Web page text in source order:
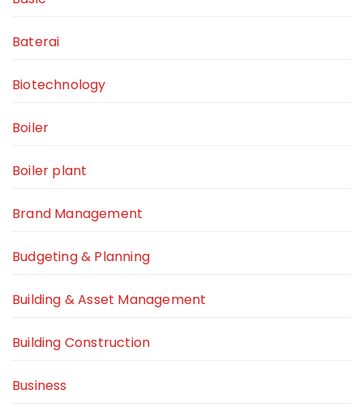
Baterai
Biotechnology
Boiler
Boiler plant
Brand Management
Budgeting & Planning
Building & Asset Management
Building Construction
Business